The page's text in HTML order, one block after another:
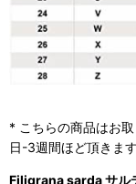
* こちらの商品はお
日-3週間ほど頂きま
Filigrana sarda サル